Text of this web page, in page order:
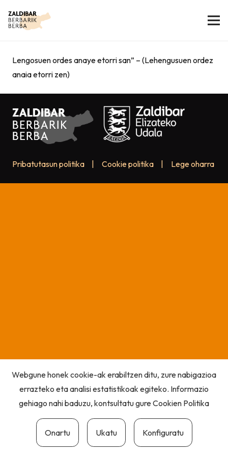
Lengosuen ordes anaye etorri san” – (Lehengusuen ordez
anaia etorri zen)
Pribatutasun politika Cookie politika Lege oharra
Webgune honek cookie-ak erabiltzen ditu, zure nabigazioa
errazteko eta analisi estatistikoak egiteko. Informazio
gehiago nahi baduzu, kontsultatu gureCookien Politika
Onartu Ukatu Konfiguratu